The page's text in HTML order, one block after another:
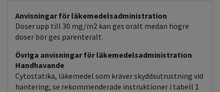
Anvisningar för läkemedelsadministration
Doser upp till 30 mg/m2 kan ges oralt medan högre
doser bör ges parenteralt.
Övriga anvisningar för läkemedelsadministration
Handhavande
Cytostatika, läkemedel som kräver skyddsutrustning vid
hantering, se rekommenderade instruktioner i tabell 1